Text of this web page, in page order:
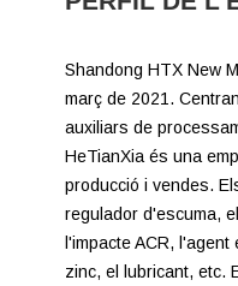
Shandong HTX New
març de 2021.
auxiliars de
HeTianXia és una
producció i vendes.
regulador d'escuma,
l'impacte ACR,
zinc, el lubricant, etc.